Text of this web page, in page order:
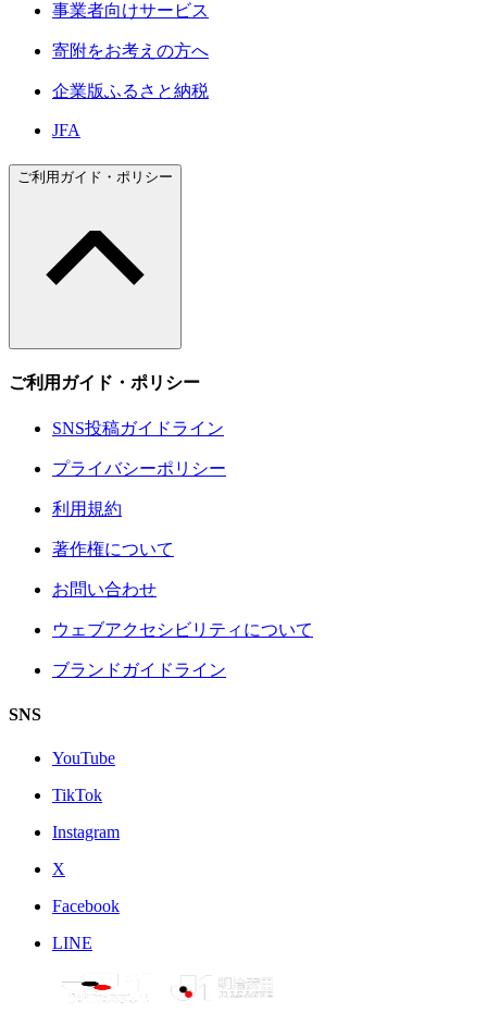
事業者向けサービス
寄附をお考えの方へ
企業版ふるさと納税
JFA
ご利用ガイド・ポリシー
ご利用ガイド・ポリシー
SNS投稿ガイドライン
プライバシーポリシー
利用規約
著作権について
お問い合わせ
ウェブアクセシビリティについて
ブランドガイドライン
SNS
YouTube
TikTok
Instagram
X
Facebook
LINE